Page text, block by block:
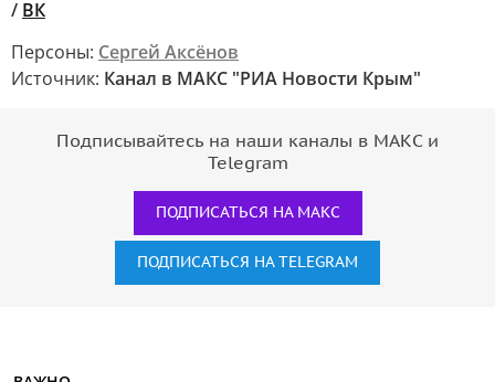
/ ВК
Персоны: Сергей Аксёнов
Источник: Канал в МАКС "РИА Новости Крым"
Подписывайтесь на наши каналы в МАКС и
Telegram
ПОДПИСАТЬСЯ НА МАКС
ПОДПИСАТЬСЯ НА TELEGRAM